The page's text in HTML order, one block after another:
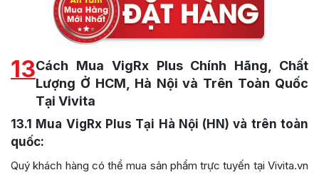
13Cách Mua VigRx Plus Chính Hãng, Chất
Lượng Ở HCM, Hà Nội và Trên Toàn Quốc
Tại Vivita
13.1 Mua VigRx Plus Tại Hà Nội (HN) và trên toàn
quốc:
Quý khách hàng có thể mua sản phẩm trực tuyến tại Vivita.vn